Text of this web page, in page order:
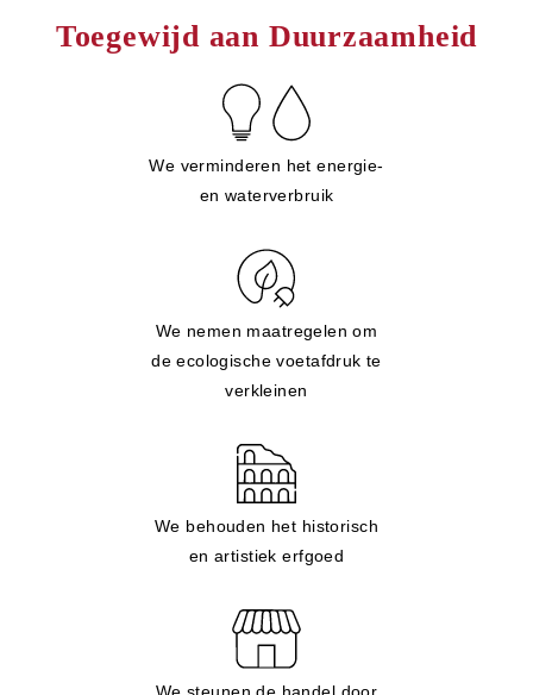
Toegewijd aan Duurzaamheid
We verminderen het energie-
en waterverbruik
We nemen maatregelen om
de ecologische voetafdruk te
verkleinen
We behouden het historisch
en artistiek erfgoed